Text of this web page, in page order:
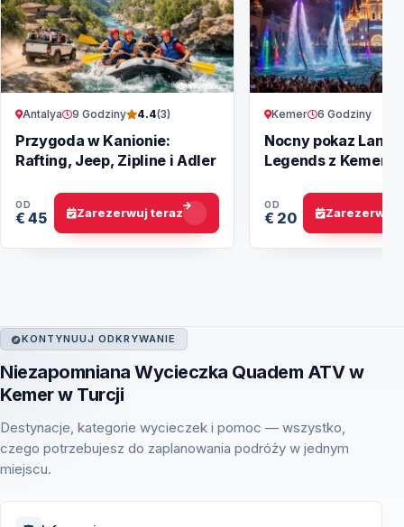
Antalya 9 Godziny 4.4(3)
Przygoda w Kanionie:
Rafting, Jeep, Zipline i Adler
OD
€ 45 Zarezerwuj teraz
Kemer 6 Godziny
Nocny pokaz Land
Legends z Kemer –
OD
€ 20 Zarezerwuj
KONTYNUUJ ODKRYWANIE
Niezapomniana Wycieczka Quadem ATV w
Kemer w Turcji
Destynacje, kategorie wycieczek i pomoc — wszystko,
czego potrzebujesz do zaplanowania podróży w jednym
miejscu.